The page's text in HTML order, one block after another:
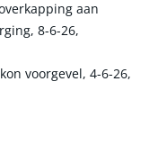
aan
8-6-26,
voorgevel, 4-6-26,